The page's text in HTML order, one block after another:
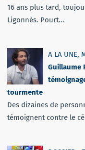
16 ans plus tard,
Ligonnès. Pourt...
A LA UNE,
Guillaume
tourmente
Des dizaines de
témoignent contre le